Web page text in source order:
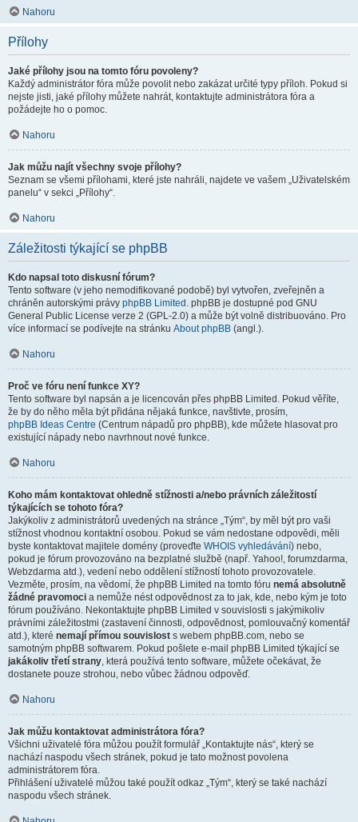
Nahoru
Přílohy
Jaké přílohy jsou na tomto fóru povoleny?
Každý administrátor fóra může povolit nebo zakázat určité typy příloh. Pokud si
nejste jisti, jaké přílohy můžete nahrát, kontaktujte administrátora fóra a
požádejte ho o pomoc.
Nahoru
Jak můžu najít všechny svoje přílohy?
Seznam se všemi přílohami, které jste nahráli, najdete ve vašem „Uživatelském
panelu“ v sekci „Přílohy“.
Nahoru
Záležitosti týkající se phpBB
Kdo napsal toto diskusní fórum?
Tento software (v jeho nemodifikované podobě) byl vytvořen, zveřejněn a
chráněn autorskými právy phpBB Limited . phpBB je dostupné pod GNU
General Public License verze 2 (GPL-2.0) a může být volně distribuováno. Pro
více informací se podívejte na stránku About phpBB (angl.).
Nahoru
Proč ve fóru není funkce XY?
Tento software byl napsán a je licencován přes phpBB Limited. Pokud věříte,
že by do něho měla být přidána nějaká funkce, navštivte, prosím,
phpBB Ideas Centre (Centrum nápadů pro phpBB), kde můžete hlasovat pro
existující nápady nebo navrhnout nové funkce.
Nahoru
Koho mám kontaktovat ohledně stížnosti a/nebo právních záležitostí
týkajících se tohoto fóra?
Jakýkoliv z administrátorů uvedených na stránce „Tým“, by měl být pro vaši
stížnost vhodnou kontaktní osobou. Pokud se vám nedostane odpovědi, měli
byste kontaktovat majitele domény (proveďte WHOIS vyhledávání) nebo,
pokud je fórum provozováno na bezplatné službě (např. Yahoo!, forumzdarma,
Webzdarma atd.), vedení nebo oddělení stížností tohoto provozovatele.
Vezměte, prosím, na vědomí, že phpBB Limited na tomto fóru nemá absolutně
žádné pravomoci a nemůže nést odpovědnost za to jak, kde, nebo kým je toto
fórum používáno. Nekontaktujte phpBB Limited v souvislosti s jakýmikoliv
právními záležitostmi (zastavení činnosti, odpovědnost, pomlouvačný komentář
atd.), které nemají přímou souvislost s webem phpBB.com, nebo se
samotným phpBB softwarem. Pokud pošlete e-mail phpBB Limited týkající se
jakákoliv třetí strany, která používá tento software, můžete očekávat, že
dostanete pouze strohou, nebo vůbec žádnou odpověď.
Nahoru
Jak můžu kontaktovat administrátora fóra?
Všichni uživatelé fóra můžou použít formulář „Kontaktujte nás“, který se
nachází naspodu všech stránek, pokud je tato možnost povolena
administrátorem fóra.
Přihlášení uživatelé můžou také použít odkaz „Tým“, který se také nachází
naspodu všech stránek.